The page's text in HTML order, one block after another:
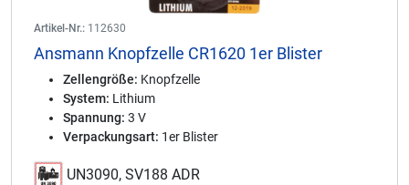
Artikel-Nr.: 112630
Ansmann Knopfzelle CR1620 1er Blister
Zellengröße: Knopfzelle
System: Lithium
Spannung: 3 V
Verpackungsart: 1er Blister
UN3090, SV188 ADR